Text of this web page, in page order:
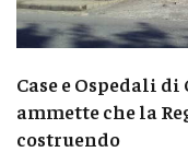
Case e Ospedali
ammette che la
costruendo